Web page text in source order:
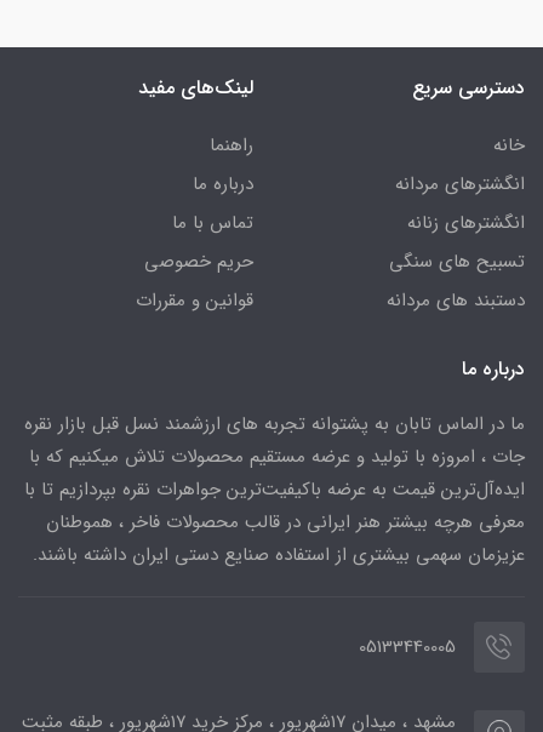
دسترسی سریع
خانه
انگشترهای مردانه
انگشترهای زنانه
تسبیح های سنگی
دستبند های مردانه
لینک‌های مفید
راهنما
درباره ما
تماس با ما
حریم خصوصی
قوانین و مقررات
درباره ما
ما در الماس تابان به پشتوانه تجربه های ارزشمند نسل قبل بازار نقره
جات ، امروزه با تولید و عرضه مستقیم محصولات تلاش میکنیم که با
ایده‌آل‌ترین قیمت به عرضه باکیفیت‌ترین جواهرات نقره بپردازیم تا با
معرفی هرچه بیشتر هنر ایرانی در قالب محصولات فاخر ، هموطنان
عزیزمان سهمی بیشتری از استفاده صنایع دستی ایران داشته باشند.
05133440005
مشهد ، میدان ۱۷شهریور ، مرکز خرید ۱۷شهریور ، طبقه مثبت